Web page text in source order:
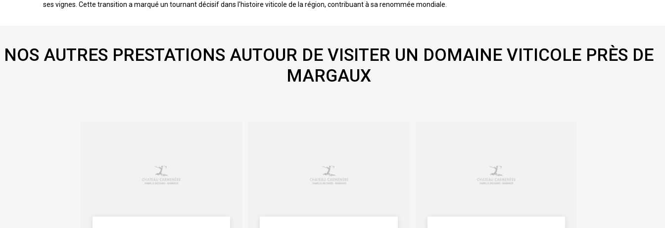
ses vignes. Cette transition a marqué un tournant décisif dans l'histoire viticole de la région, contribuant à sa renommée mondiale.
NOS AUTRES PRESTATIONS AUTOUR DE VISITER UN DOMAINE VITICOLE PRÈS DE
MARGAUX